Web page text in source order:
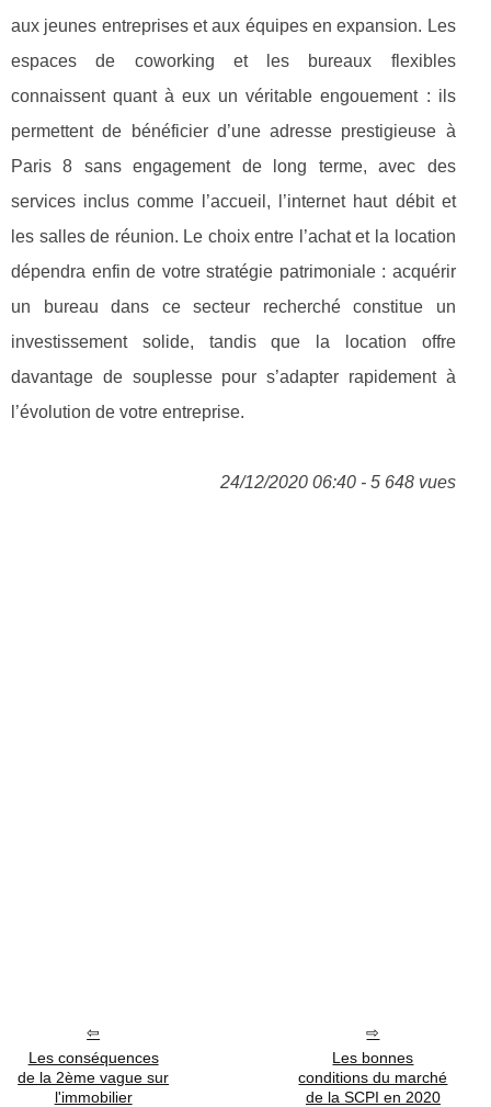
aux jeunes entreprises et aux équipes en expansion. Les
espaces de coworking et les bureaux flexibles
connaissent quant à eux un véritable engouement : ils
permettent de bénéficier d’une adresse prestigieuse à
Paris 8 sans engagement de long terme, avec des
services inclus comme l’accueil, l’internet haut débit et
les salles de réunion. Le choix entre l’achat et la location
dépendra enfin de votre stratégie patrimoniale : acquérir
un bureau dans ce secteur recherché constitue un
investissement solide, tandis que la location offre
davantage de souplesse pour s’adapter rapidement à
l’évolution de votre entreprise.
24/12/2020 06:40 - 5 648 vues
Les conséquences
de la 2ème vague sur
l'immobilier
Les bonnes
conditions du marché
de la SCPI en 2020